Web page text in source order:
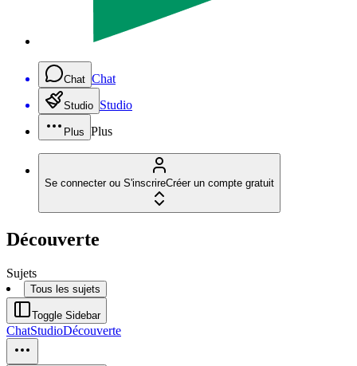
Chat Chat
Studio Studio
Plus Plus
Se connecter ou S'inscrireCréer un compte gratuit
Découverte
Sujets
Tous les sujets
Toggle Sidebar
ChatStudioDécouverte